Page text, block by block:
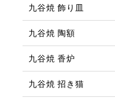
九谷焼 飾り皿
九谷焼 陶額
九谷焼 香炉
九谷焼 招き猫